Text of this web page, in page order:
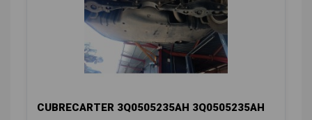
CUBRECARTER 3Q0505235AH 3Q0505235AH